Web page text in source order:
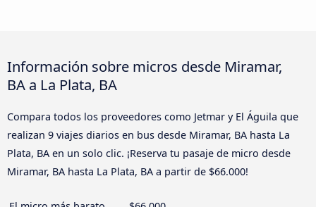
Información sobre micros desde Miramar,
BA a La Plata, BA
Compara todos los proveedores como Jetmar y El Águila que
realizan 9 viajes diarios en bus desde Miramar, BA hasta La
Plata, BA en un solo clic. ¡Reserva tu pasaje de micro desde
Miramar, BA hasta La Plata, BA a partir de $66.000!